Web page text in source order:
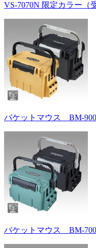
VS-7070N 限定カラー（
バケットマウス BM-
バケットマウス BM-